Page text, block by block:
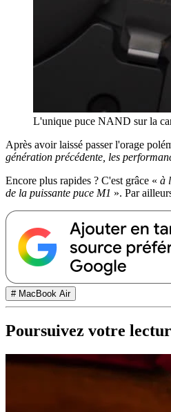
L'unique puce NAND sur la
Après avoir laissé passer l'orage
génération précédente, les
Encore plus rapides ? C'est grâce « à
de la puissante puce M1 ». Par
# MacBook Air
Poursuivez votre